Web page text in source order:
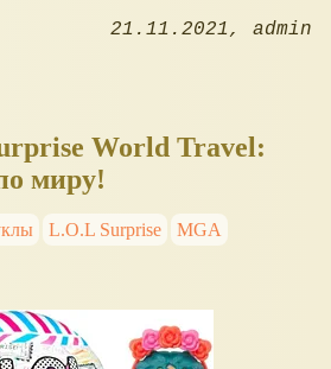
21.11.2021 admin
World Travel:
миру!
L.O.L Surprise
MGA